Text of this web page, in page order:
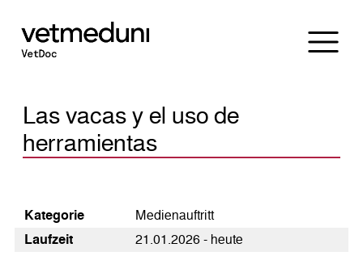
Las vacas y el uso de
herramientas
Kategorie
Medienauftritt
Laufzeit
21.01.2026 - heute